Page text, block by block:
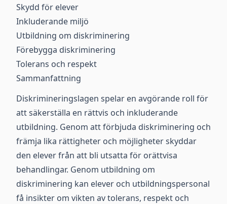
Skydd för elever
Inkluderande miljö
Utbildning om diskriminering
Förebygga diskriminering
Tolerans och respekt
Sammanfattning
Diskrimineringslagen spelar en avgörande roll för
att säkerställa en rättvis och inkluderande
utbildning. Genom att förbjuda diskriminering och
främja lika rättigheter och möjligheter skyddar
den elever från att bli utsatta för orättvisa
behandlingar. Genom utbildning om
diskriminering kan elever och utbildningspersonal
få insikter om vikten av tolerans, respekt och